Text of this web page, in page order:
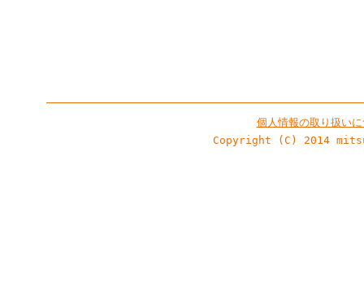
個人情報の取り扱い
Copyright (C) 2014